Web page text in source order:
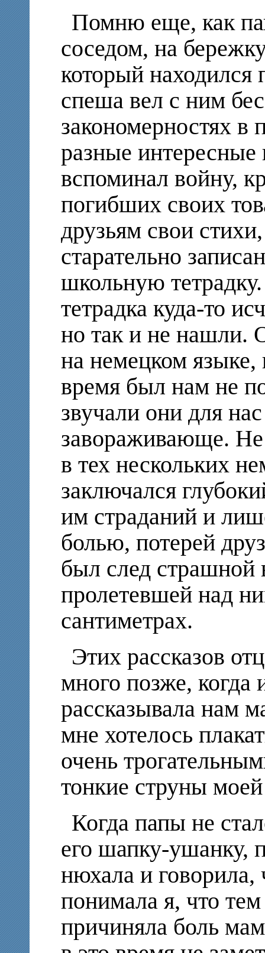
Помню еще, как
соседом, на
который
спеша вел с ним
закономерностях в
разные
вспоминал войну,
погибших своих
друзьям свои
старательно
школьную
тетрадка куда-то
но так и не нашли.
на немецком языке,
время был нам не
звучали они для
завораживающе.
в тех нескольких
заключался
им страданий и
болью, потерей
был след страшной
пролетевшей над
сантиметрах.
Этих рассказов
много позже, когда
рассказывала нам
мне хотелось
очень
тонкие струны
Когда папы не
его шапку-ушанку,
нюхала и говорила,
понимала я, что
причиняла боль